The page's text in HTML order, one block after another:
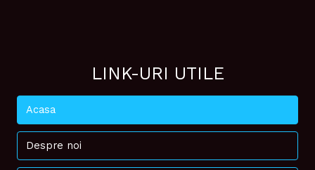
LINK-URI UTILE
Acasa
Despre noi